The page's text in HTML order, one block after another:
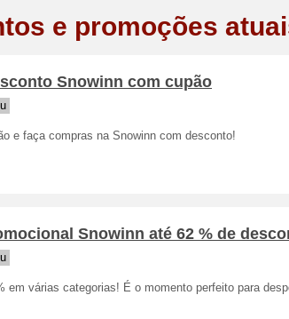
e promoções
Snowinn com cupão
e faça compras na Snowinn com desconto!
Snowinn até 62 % de
em várias categorias! É o momento perfeito para